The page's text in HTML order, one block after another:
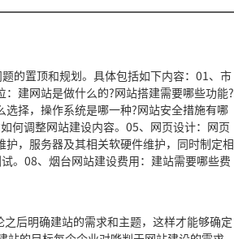
的置顶和规划。具体包括如下内容：01、市
建网站是做什么的?网站搭建需要哪些功能?
择，操作系统是哪一种?网站安全措施有哪
何调整网站建设内容。05、网页设计：网页
，服务器及其相关软硬件维护，同时制定相
。08、烟台网站建设费用：建站需要哪些费
后明确建站的需求和主题，这样才能够确定